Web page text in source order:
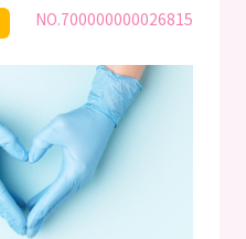
NO.700000000026815